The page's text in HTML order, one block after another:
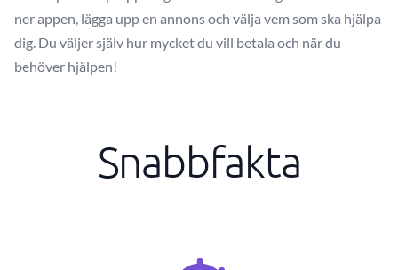
ner appen, lägga upp en annons och välja vem som ska hjälpa
dig. Du väljer själv hur mycket du vill betala och när du
behöver hjälpen!
Snabbfakta